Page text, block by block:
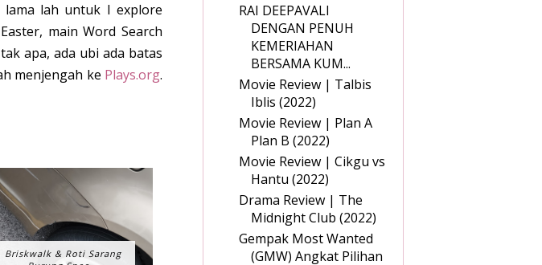
lama lah untuk I explore
main Word Search
apa, ada ubi ada batas
menjengah ke Plays.org.
Briskwalk & Roti Sarang
RAI DEEPAVALI
DENGAN PENUH
KEMERIAHAN
BERSAMA KUM...
Movie Review | Talbis
Iblis (2022)
Movie Review | Plan A
Plan B (2022)
Movie Review | Cikgu vs
Hantu (2022)
Drama Review | The
Midnight Club (2022)
Gempak Most Wanted
(GMW) Angkat Pilihan